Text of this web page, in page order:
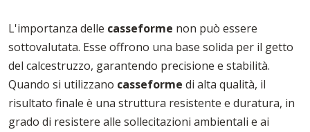
L'importanza delle casseforme non può essere
sottovalutata. Esse offrono una base solida per il getto
del calcestruzzo, garantendo precisione e stabilità.
Quando si utilizzano casseforme di alta qualità, il
risultato finale è una struttura resistente e duratura, in
grado di resistere alle sollecitazioni ambientali e ai